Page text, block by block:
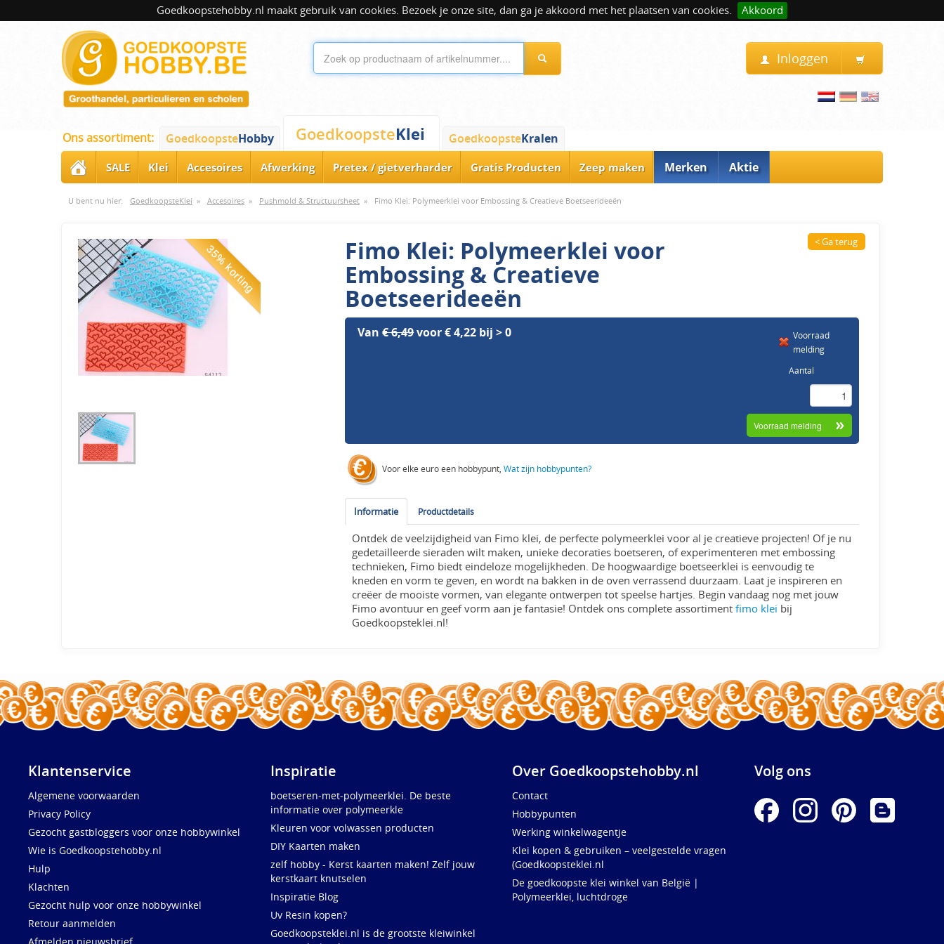
Goedkoopstehobby.nl maakt gebruik van cookies. Bezoek je onze site, dan ga je akkoord met het plaatsen van cookies. Akkoord
Inloggen
Ons assortiment: GoedkoopsteHobby GoedkoopsteKlei GoedkoopsteKralen
SALE Klei Accesoires Afwerking Pretex / gietverharder Gratis Producten Zeep maken Merken Aktie
U bent nu hier: GoedkoopsteKlei » Accesoires » Pushmold & Structuursheet » Fimo Klei: Polymeerklei voor Embossing & Creatieve Boetseerideeën
35% korting Fimo Klei: Polymeerklei voor
Embossing & Creatieve
Boetseerideeën
< Ga terug
Van€ 6,49voor € 4,22 bij > 0
Voorraad
melding
Aantal
Voor elke euro een hobbypunt,Wat zijn hobbypunten?
Informatie Productdetails
Ontdek de veelzijdigheid van Fimo klei, de perfecte polymeerklei voor al je creatieve projecten! Of je nu
gedetailleerde sieraden wilt maken, unieke decoraties boetseren, of experimenteren met embossing
technieken, Fimo biedt eindeloze mogelijkheden. De hoogwaardige boetseerklei is eenvoudig te
kneden en vorm te geven, en wordt na bakken in de oven verrassend duurzaam. Laat je inspireren en
creëer de mooiste vormen, van elegante ontwerpen tot speelse hartjes. Begin vandaag nog met jouw
Fimo avontuur en geef vorm aan je fantasie! Ontdek ons complete assortimentfimo klei bij
Goedkoopsteklei.nl!
Klantenservice
Algemene voorwaarden
Privacy Policy
Gezocht gastbloggers voor onze hobbywinkel
Wie is Goedkoopstehobby.nl
Hulp
Klachten
Gezocht hulp voor onze hobbywinkel
Retour aanmelden
Inspiratie
boetseren-met-polymeerklei. De beste
informatie over polymeerkle
Kleuren voor volwassen producten
DIY Kaarten maken
zelf hobby - Kerst kaarten maken! Zelf jouw
kerstkaart knutselen
Inspiratie Blog
Uv Resin kopen?
Goedkoopsteklei.nl is de grootste kleiwinkel
Over Goedkoopstehobby.nl
Contact
Hobbypunten
Werking winkelwagentje
Klei kopen & gebruiken – veelgestelde vragen
(Goedkoopsteklei.nl
De goedkoopste klei winkel van België |
Polymeerklei, luchtdroge
Volg ons